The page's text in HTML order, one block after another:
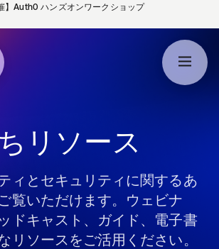
】Auth0 ハンズオンワークショップ
リソース
ィとセキュリティに関するあ
覧いただけます。ウェビナ
ドキャスト、ガイド、電子書
リソースをご活用ください。